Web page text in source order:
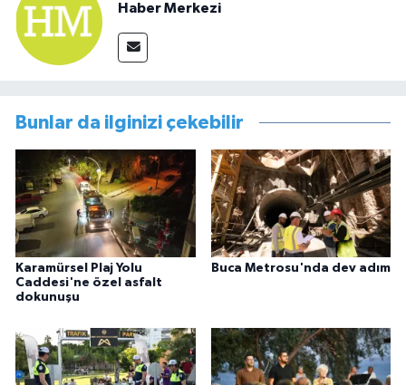
Haber Merkezi
Bunlar da ilginizi çekebilir
Karamürsel Plaj Yolu
Caddesi'ne özel asfalt
dokunuşu
Buca Metrosu'nda dev adım